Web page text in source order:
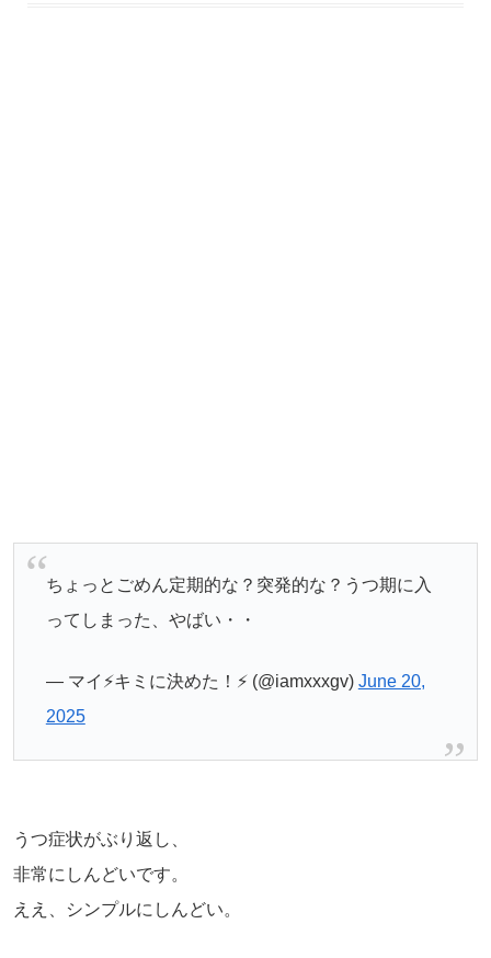
ちょっとごめん定期的な？突発的な？うつ期に入
ってしまった、やばい・・
— マイ⚡️キミに決めた！⚡️ (@iamxxxgv) June 20,
2025
うつ症状がぶり返し、
非常にしんどいです。
ええ、シンプルにしんどい。